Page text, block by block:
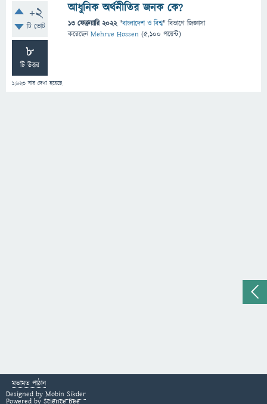
+2
টি ভোট
8
টি উত্তর
1,623 বার দেখা হয়েছে
আধুনিক অর্থনীতির জনক কে?
13 ফেব্রুয়ারি 2022 "বাংলাদেশ ও বিশ্ব" বিভাগে জিজ্ঞাসা
করেছেনMehrve Hossen (5,100 পয়েন্ট)
মতামত পাঠান
Designed by Mobin Sikder
Powered by Science Bee